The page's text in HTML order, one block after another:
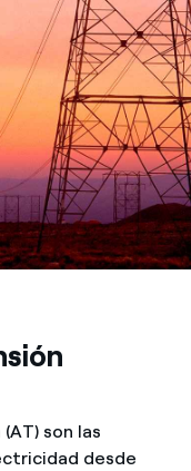
son las
desde